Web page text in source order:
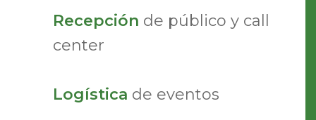
Recepción de público y call
center
Logística de eventos